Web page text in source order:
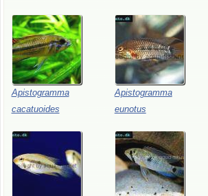
Apistogramma
cacatuoides
Apistogramma
eunotus